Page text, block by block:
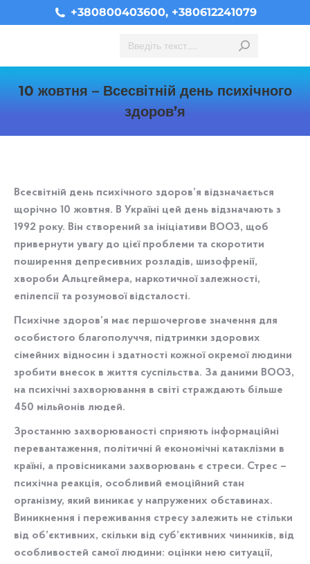
+380800403600, +380612241079
Search:
10 жовтня – Всесвітній день психічного
здоров’я
Всесвітній день психічного здоров’я відзначається
щорічно 10 жовтня. В Україні цей день відзначають з
1992 року. Він створений за ініціативи ВООЗ, щоб
привернути увагу до цієї проблеми та скоротити
поширення депресивних розладів, шизофренії,
хвороби Альцгеймера, наркотичної залежності,
епілепсії та розумової відсталості.
Психічне здоров’я має першочергове значення для
особистого благополуччя, підтримки здорових
сімейних відносин і здатності кожної окремої людини
зробити внесок в життя суспільства. За даними ВООЗ,
на психічні захворювання в світі страждають більше
450 мільйонів людей.
Зростанню захворюваності сприяють інформаційні
перевантаження, політичні й економічні катаклізми в
країні, а провісниками захворювань є стреси. Стрес –
психічна реакція, особливий емоційний стан
організму, який виникає у напружених обставинах.
Виникнення і переживання стресу залежить не стільки
від об’єктивних, скільки від суб’єктивних чинників, від
особливостей самої людини: оцінки нею ситуації,